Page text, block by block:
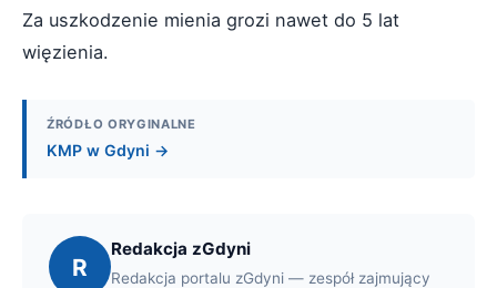
Za uszkodzenie mienia grozi nawet do 5 lat
więzienia.
ŹRÓDŁO ORYGINALNE
KMP w Gdyni →
R
Redakcja zGdyni
Redakcja portalu zGdyni — zespół zajmujący